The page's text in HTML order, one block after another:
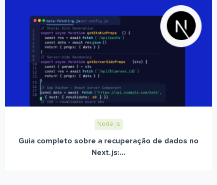
Node.js
Guia completo sobre a recuperação de dados no
Next.js:...